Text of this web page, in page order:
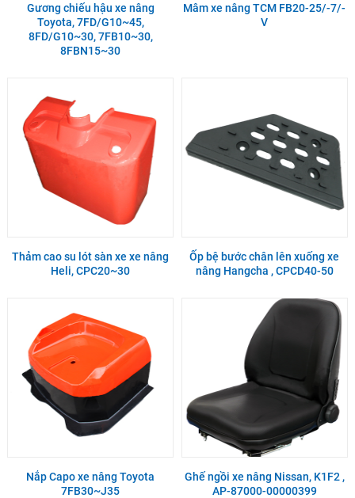
Gương chiếu hậu xe nâng
Toyota, 7FD/G10~45,
8FD/G10~30, 7FB10~30,
8FBN15~30
Mâm xe nâng TCM FB20-25/-7/-
V
Thảm cao su lót sàn xe xe nâng
Heli, CPC20~30
Ốp bệ bước chân lên xuống xe
nâng Hangcha , CPCD40-50
Nắp Capo xe nâng Toyota
7FB30~J35
Ghế ngồi xe nâng Nissan, K1F2 ,
AP-87000-00000399